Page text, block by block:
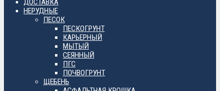
НЕРУДНЫЕ
ПЕСОК
ПЕСКОГРУНТ
КАРЬЕРНЫЙ
МЫТЫЙ
СЕЯННЫЙ
ПГС
ПОЧВОГРУНТ
ЩЕБЕНЬ